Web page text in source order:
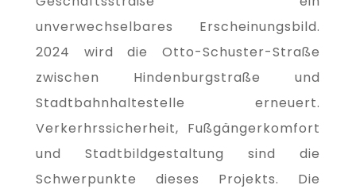
unverwechselbares Erscheinungsbild.
2024 wird die Otto-Schuster-Straße
zwischen Hindenburgstraße und
Stadtbahnhaltestelle erneuert.
Verkerhrssicherheit, Fußgängerkomfort
und Stadtbildgestaltung sind die
Schwerpunkte dieses Projekts. Die